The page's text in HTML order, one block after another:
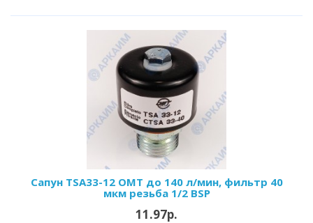
Сапун TSA33-12 OMT до 140 л/мин, фильтр 40
мкм резьба 1/2 BSP
11.97р.